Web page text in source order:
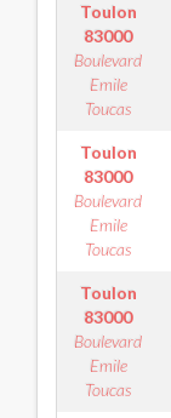
Toulon
83000
Boulevard
Emile
Toucas
Toulon
83000
Boulevard
Emile
Toucas
Toulon
83000
Boulevard
Emile
Toucas